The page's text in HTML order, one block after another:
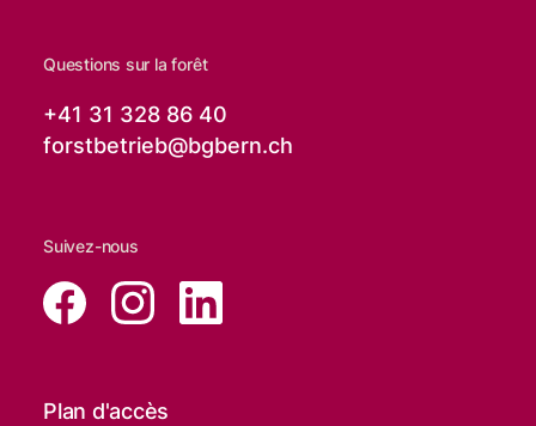
Questions sur la forêt
+41 31 328 86 40
forstbetrieb@bgbern.ch
Suivez-nous
Plan d'accès